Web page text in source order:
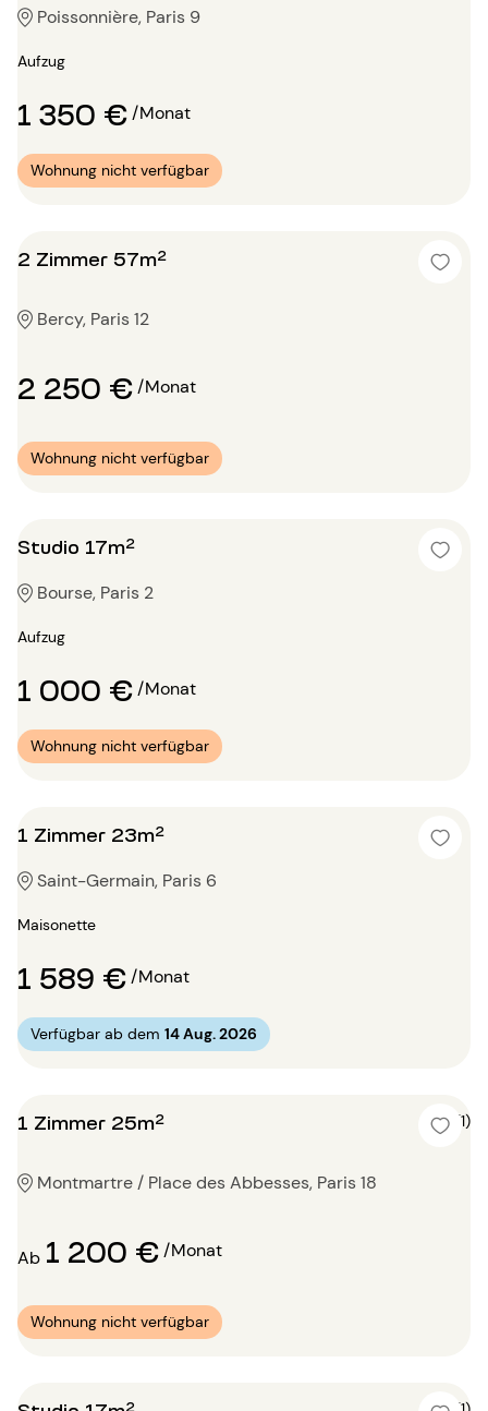
Poissonnière, Paris 9
Aufzug
1 350 €/Monat
Wohnung nicht verfügbar
2 Zimmer 57m²
Bercy, Paris 12
2 250 €/Monat
Wohnung nicht verfügbar
Studio 17m²
Bourse, Paris 2
Aufzug
1 000 €/Monat
Wohnung nicht verfügbar
1 Zimmer 23m²
Saint-Germain, Paris 6
Maisonette
1 589 €/Monat
Verfügbar ab dem 14 Aug. 2026
1 Zimmer 25m² 5 (1)
Montmartre / Place des Abbesses, Paris 18
Ab 1 200 €/Monat
Wohnung nicht verfügbar